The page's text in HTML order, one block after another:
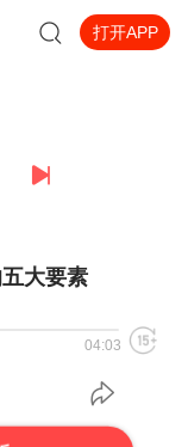
打开APP
大要素
04:03